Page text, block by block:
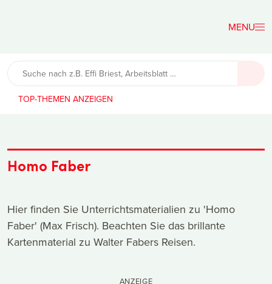
Lehrerfreund
TOP-THEMEN
Homo Faber
Hier finden Sie Unterrichtsmaterialien zu 'Homo
Faber' (Max Frisch). Beachten Sie das brillante
Kartenmaterial zu Walter Fabers Reisen.
ANZEIGE